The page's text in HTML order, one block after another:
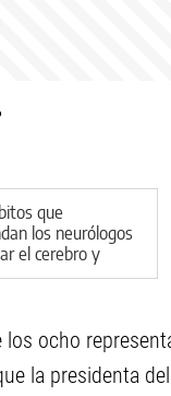
que
los neurólogos
el cerebro y
ocho
la presidenta